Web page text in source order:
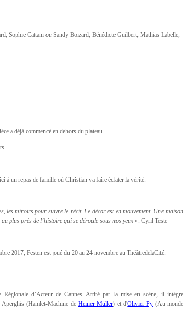
Sophie Cattani ou Sandy Boizard, Bénédicte Guilbert, Mathias Labelle,
a déjà commencé en dehors du plateau.
à un repas de famille où Christian va faire éclater la vérité.
les miroirs pour suivre le récit. Le décor est en mouvement. Une maison
plus près de l’histoire qui se déroule sous nos yeux ». Cyril Teste
2017, Festen est joué du 20 au 24 novembre au ThéâtredelaCité.
d’Acteur de Cannes. Attiré par la mise en scène, il intègre
(Hamlet-Machine de Heiner Müller) et d'Olivier Py (Au monde